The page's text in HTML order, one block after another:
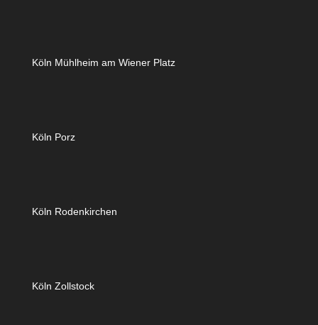
Köln Mühlheim am Wiener Platz
Köln Porz
Köln Rodenkirchen
Köln Zollstock